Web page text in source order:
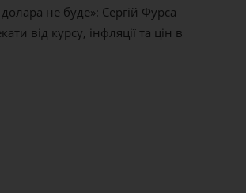
долара не буде»: Сергій Фурса
від курсу, інфляції та цін в